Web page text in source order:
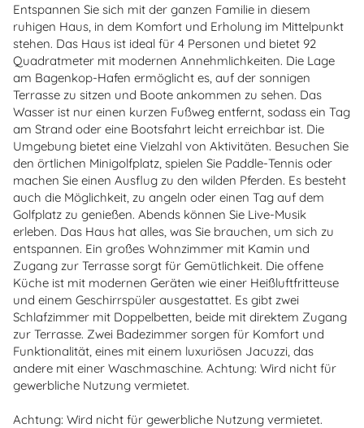
Entspannen Sie sich mit der ganzen Familie in diesem
ruhigen Haus, in dem Komfort und Erholung im Mittelpunkt
stehen. Das Haus ist ideal für 4 Personen und bietet 92
Quadratmeter mit modernen Annehmlichkeiten. Die Lage
am Bagenkop-Hafen ermöglicht es, auf der sonnigen
Terrasse zu sitzen und Boote ankommen zu sehen. Das
Wasser ist nur einen kurzen Fußweg entfernt, sodass ein Tag
am Strand oder eine Bootsfahrt leicht erreichbar ist. Die
Umgebung bietet eine Vielzahl von Aktivitäten. Besuchen Sie
den örtlichen Minigolfplatz, spielen Sie Paddle-Tennis oder
machen Sie einen Ausflug zu den wilden Pferden. Es besteht
auch die Möglichkeit, zu angeln oder einen Tag auf dem
Golfplatz zu genießen. Abends können Sie Live-Musik
erleben. Das Haus hat alles, was Sie brauchen, um sich zu
entspannen. Ein großes Wohnzimmer mit Kamin und
Zugang zur Terrasse sorgt für Gemütlichkeit. Die offene
Küche ist mit modernen Geräten wie einer Heißluftfritteuse
und einem Geschirrspüler ausgestattet. Es gibt zwei
Schlafzimmer mit Doppelbetten, beide mit direktem Zugang
zur Terrasse. Zwei Badezimmer sorgen für Komfort und
Funktionalität, eines mit einem luxuriösen Jacuzzi, das
andere mit einer Waschmaschine. Achtung: Wird nicht für
gewerbliche Nutzung vermietet.
Achtung: Wird nicht für gewerbliche Nutzung vermietet.